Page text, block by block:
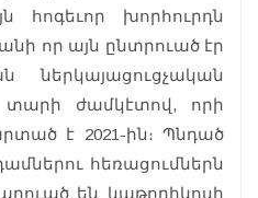
հոգեւոր խորհուրդն
որ այն ընտրուած էր
ներկայացուցչական
տարի ժամկէտով, որի
է 2021-ին։ Պնդած
հեռացումներն
են կաթողիկոսի